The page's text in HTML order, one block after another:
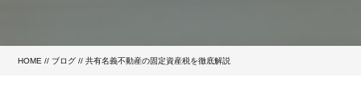
HOME // ブログ // 共有名義不動産の固定資産税を徹底解説